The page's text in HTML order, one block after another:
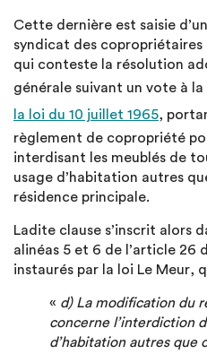
Cette dernière est saisie
syndicat des copropriétaires
qui conteste la résolution
générale suivant un vote à
la loi du 10 juillet 1965,
règlement de copropriété
interdisant les meublés de
usage d’habitation autres
résidence principale.
Ladite clause s’inscrit alors
alinéas 5 et 6 de l’article 26
instaurés par la loi Le Meur,
« d) La modification du
concerne l’interdiction
d’habitation autres que